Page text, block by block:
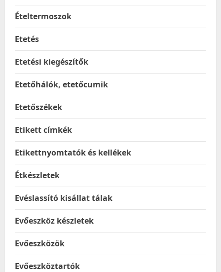
Ételtermoszok
Etetés
Etetési kiegészítők
Etetőhálók, etetőcumik
Etetőszékek
Etikett címkék
Etikettnyomtatók és kellékek
Étkészletek
Evéslassító kisállat tálak
Evőeszköz készletek
Evőeszközök
Evőeszköztartók